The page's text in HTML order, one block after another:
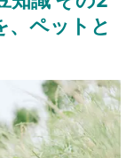
、ペットと